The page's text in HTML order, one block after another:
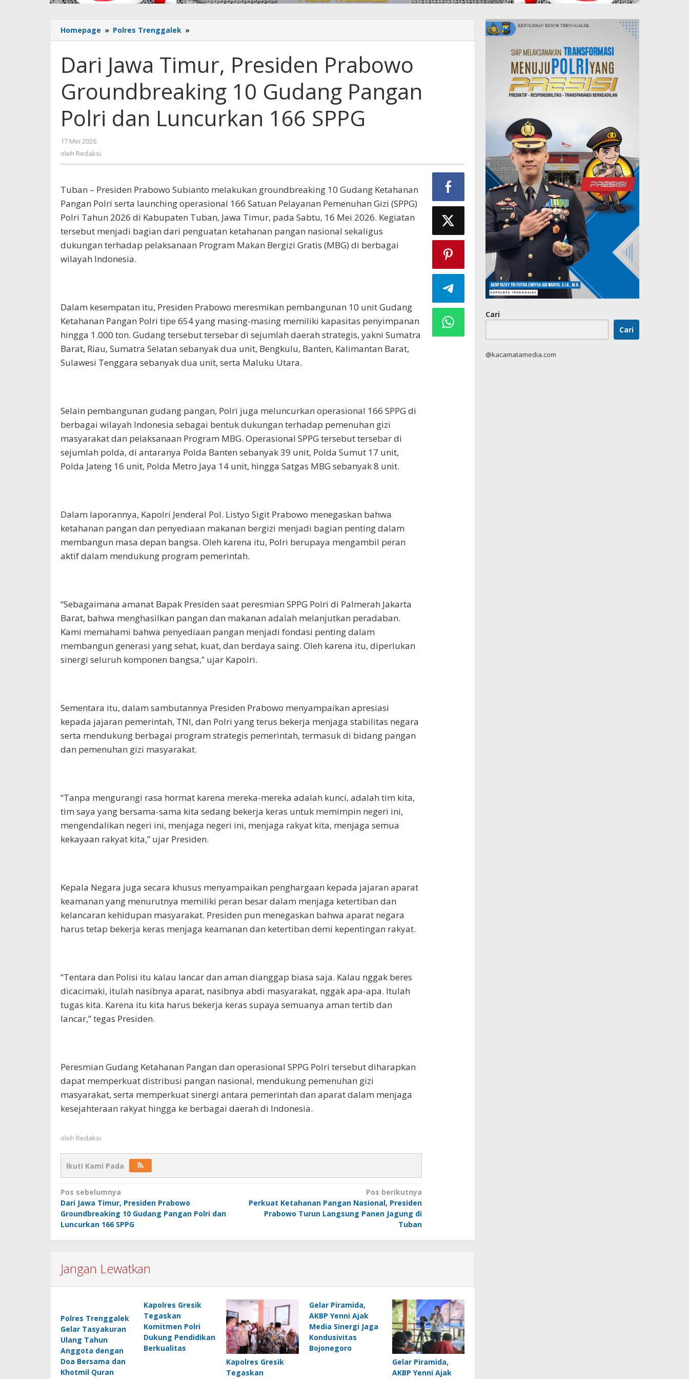
Homepage » Polres Trenggalek »
Jawa
Presiden
Prabowo
Groundbreaking
10
Gudang
Pangan
Polri
Dari Jawa Timur, Presiden Prabowo
Groundbreaking 10 Gudang Pangan
Polri dan Luncurkan 166 SPPG
17 Mei 2026
oleh Redaksi
Tuban – Presiden Prabowo Subianto melakukan groundbreaking 10 Gudang Ketahanan
Pangan Polri serta launching operasional 166 Satuan Pelayanan Pemenuhan Gizi (SPPG)
Polri Tahun 2026 di Kabupaten Tuban, Jawa Timur, pada Sabtu, 16 Mei 2026. Kegiatan
tersebut menjadi bagian dari penguatan ketahanan pangan nasional sekaligus
dukungan terhadap pelaksanaan Program Makan Bergizi Gratis (MBG) di berbagai
wilayah Indonesia.
Dalam kesempatan itu, Presiden Prabowo meresmikan pembangunan 10 unit Gudang
Ketahanan Pangan Polri tipe 654 yang masing-masing memiliki kapasitas penyimpanan
hingga 1.000 ton. Gudang tersebut tersebar di sejumlah daerah strategis, yakni Sumatra
Barat, Riau, Sumatra Selatan sebanyak dua unit, Bengkulu, Banten, Kalimantan Barat,
Sulawesi Tenggara sebanyak dua unit, serta Maluku Utara.
Selain pembangunan gudang pangan, Polri juga meluncurkan operasional 166 SPPG di
berbagai wilayah Indonesia sebagai bentuk dukungan terhadap pemenuhan gizi
masyarakat dan pelaksanaan Program MBG. Operasional SPPG tersebut tersebar di
sejumlah polda, di antaranya Polda Banten sebanyak 39 unit, Polda Sumut 17 unit,
Polda Jateng 16 unit, Polda Metro Jaya 14 unit, hingga Satgas MBG sebanyak 8 unit.
Dalam laporannya, Kapolri Jenderal Pol. Listyo Sigit Prabowo menegaskan bahwa
ketahanan pangan dan penyediaan makanan bergizi menjadi bagian penting dalam
membangun masa depan bangsa. Oleh karena itu, Polri berupaya mengambil peran
aktif dalam mendukung program pemerintah.
“Sebagaimana amanat Bapak Presiden saat peresmian SPPG Polri di Palmerah Jakarta
Barat, bahwa menghasilkan pangan dan makanan adalah melanjutkan peradaban.
Kami memahami bahwa penyediaan pangan menjadi fondasi penting dalam
membangun generasi yang sehat, kuat, dan berdaya saing. Oleh karena itu, diperlukan
sinergi seluruh komponen bangsa,” ujar Kapolri.
Sementara itu, dalam sambutannya Presiden Prabowo menyampaikan apresiasi
kepada jajaran pemerintah, TNI, dan Polri yang terus bekerja menjaga stabilitas negara
serta mendukung berbagai program strategis pemerintah, termasuk di bidang pangan
dan pemenuhan gizi masyarakat.
“Tanpa mengurangi rasa hormat karena mereka-mereka adalah kunci, adalah tim kita,
tim saya yang bersama-sama kita sedang bekerja keras untuk memimpin negeri ini,
mengendalikan negeri ini, menjaga negeri ini, menjaga rakyat kita, menjaga semua
kekayaan rakyat kita,” ujar Presiden.
Kepala Negara juga secara khusus menyampaikan penghargaan kepada jajaran aparat
keamanan yang menurutnya memiliki peran besar dalam menjaga ketertiban dan
kelancaran kehidupan masyarakat. Presiden pun menegaskan bahwa aparat negara
harus tetap bekerja keras menjaga keamanan dan ketertiban demi kepentingan rakyat.
“Tentara dan Polisi itu kalau lancar dan aman dianggap biasa saja. Kalau nggak beres
dicacimaki, itulah nasibnya aparat, nasibnya abdi masyarakat, nggak apa-apa. Itulah
tugas kita. Karena itu kita harus bekerja keras supaya semuanya aman tertib dan
lancar,” tegas Presiden.
Peresmian Gudang Ketahanan Pangan dan operasional SPPG Polri tersebut diharapkan
dapat memperkuat distribusi pangan nasional, mendukung pemenuhan gizi
masyarakat, serta memperkuat sinergi antara pemerintah dan aparat dalam menjaga
kesejahteraan rakyat hingga ke berbagai daerah di Indonesia.
oleh Redaksi
Ikuti Kami Pada
Navigasi
pos
Pos sebelumnya
Dari Jawa Timur, Presiden Prabowo
Groundbreaking 10 Gudang Pangan Polri dan
Luncurkan 166 SPPG
Pos berikutnya
Perkuat Ketahanan Pangan Nasional, Presiden
Prabowo Turun Langsung Panen Jagung di
Tuban
Jangan Lewatkan
Polres Trenggalek
Gelar Tasyakuran
Ulang Tahun
Anggota dengan
Doa Bersama dan
Khotmil Quran
Kapolres Gresik
Tegaskan
Komitmen Polri
Dukung Pendidikan
Berkualitas
Kapolres Gresik
Tegaskan
Gelar Piramida,
AKBP Yenni Ajak
Media Sinergi Jaga
Kondusivitas
Bojonegoro
Gelar Piramida,
AKBP Yenni Ajak
Cari
Cari
@kacamatamedia.com